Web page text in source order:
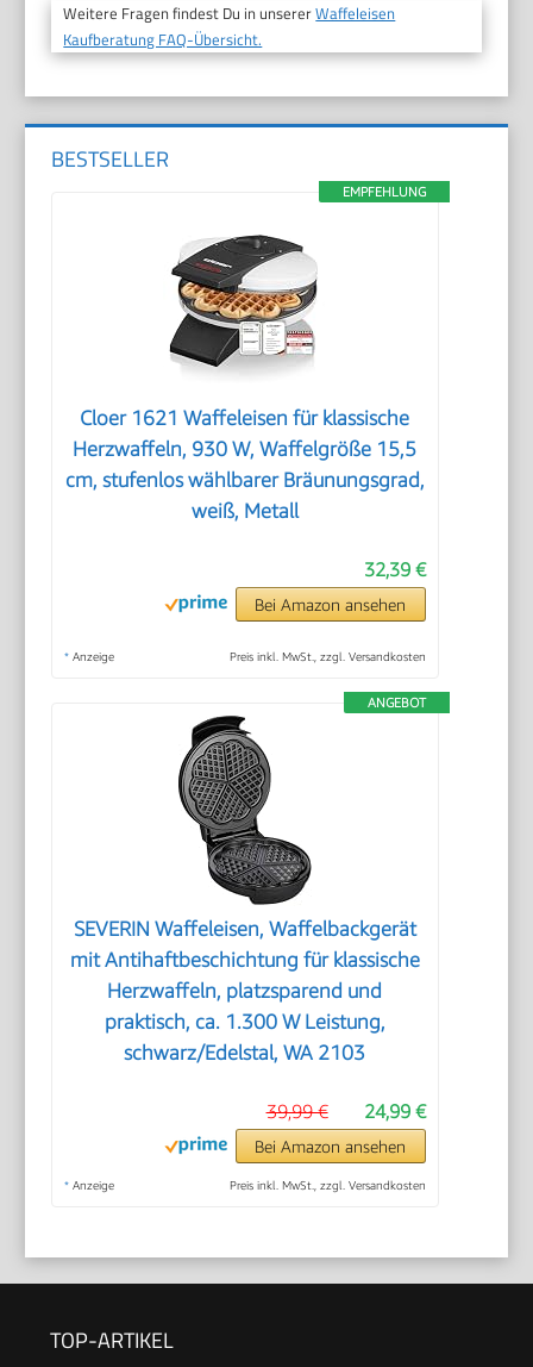
Weitere Fragen findest Du in unsererWaffeleisen
Kaufberatung FAQ-Übersicht.
BESTSELLER
EMPFEHLUNG
Cloer 1621 Waffeleisen für klassische
Herzwaffeln, 930 W, Waffelgröße 15,5
cm, stufenlos wählbarer Bräunungsgrad,
weiß, Metall
32,39 €
Bei Amazon ansehen
* Anzeige Preis inkl. MwSt., zzgl. Versandkosten
ANGEBOT
SEVERIN Waffeleisen, Waffelbackgerät
mit Antihaftbeschichtung für klassische
Herzwaffeln, platzsparend und
praktisch, ca. 1.300 W Leistung,
schwarz/Edelstal, WA 2103
24,99 €
39,99 €
Bei Amazon ansehen
* Anzeige Preis inkl. MwSt., zzgl. Versandkosten
TOP-ARTIKEL